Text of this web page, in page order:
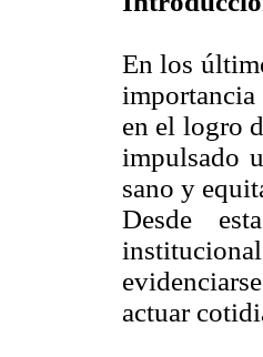
En los
en el logro
impulsado
sano y
Desde
actuar